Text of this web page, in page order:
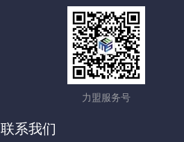
力盟服务号
联系我们